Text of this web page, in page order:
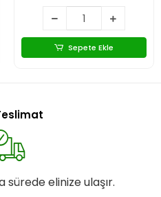
Sepete Ekle
sürede elinize ulaşır.